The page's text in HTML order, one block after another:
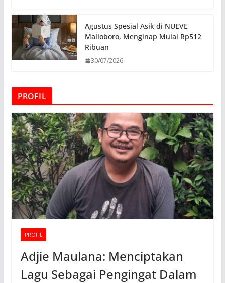
Agustus Spesial Asik di NUEVE
Malioboro, Menginap Mulai Rp512
Ribuan
30/07/2026
PROFIL
PROFIL
Adjie Maulana: Menciptakan
Lagu Sebagai Pengingat Dalam